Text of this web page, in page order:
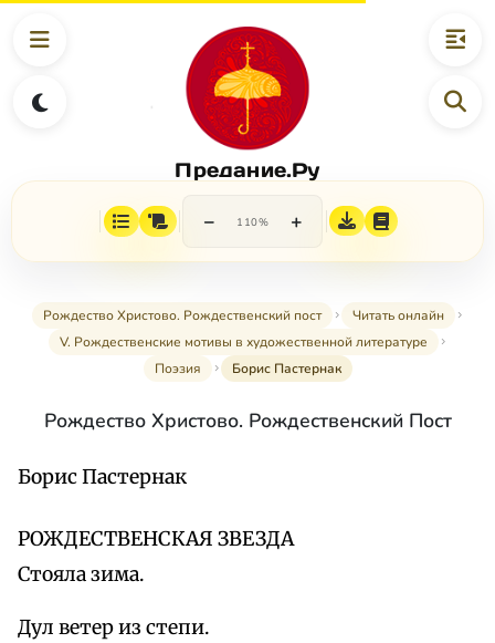
Предание.Ру
− 110% +
Рождество Христово. Рождественский пост
Читать онлайн
V. Рождественские мотивы в художественной литературе
Поэзия
Борис Пастернак
Рождество Христово. Рождественский Пост
Борис Пастернак
РОЖДЕСТВЕНСКАЯ ЗВЕЗДА
Стояла зима.
Дул ветер из степи.